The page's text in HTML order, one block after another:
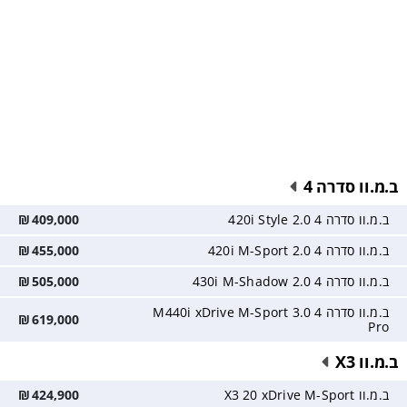
ב.מ.וו סדרה 4
ב.מ.וו סדרה 4 2.0 420i Style 409,000
₪
ב.מ.וו סדרה 4 2.0 420i M-Sport
455,000
₪
ב.מ.וו סדרה 4 2.0 430i M-Shadow
505,000
₪
ב.מ.וו סדרה 4 3.0 M440i xDrive M-Sport
Pro
619,000
₪
ב.מ.וו X3
ב.מ.וו X3 20 xDrive M-Sport 424,900
₪